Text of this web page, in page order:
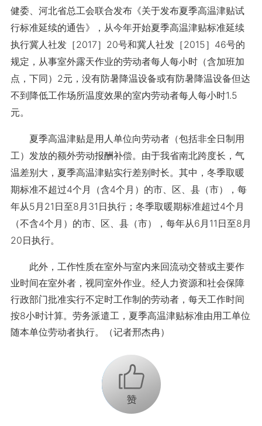
健委、河北省总工会联合发布《关于发布夏季高温津贴试
行标准延续的通告》，从今年开始夏季高温津贴标准延续
执行冀人社发［2017］20号和冀人社发［2015］46号的
规定，从事室外露天作业的劳动者每人每小时（含加班加
点，下同）2元，没有防暑降温设备或有防暑降温设备但达
不到降低工作场所温度效果的室内劳动者每人每小时1.5
元。
夏季高温津贴是用人单位向劳动者（包括非全日制用
工）发放的额外劳动报酬补偿。由于我省南北跨度长，气
温差别大，夏季高温津贴实行差别时长。其中，冬季取暖
期标准不超过4个月（含4个月）的市、区、县（市），每
年从5月21日至8月31日执行；冬季取暖期标准超过4个月
（不含4个月）的市、区、县（市），每年从6月11日至8月
20日执行。
此外，工作性质在室外与室内来回流动交替或主要作
业时间在室外者，视同室外作业。经人力资源和社会保障
行政部门批准实行不定时工作制的劳动者，每天工作时间
按8小时计算。劳务派遣工，夏季高温津贴标准由用工单位
随本单位劳动者执行。（记者邢杰冉）
+1